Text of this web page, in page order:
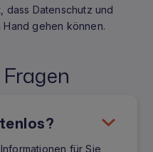
dass Datenschutz und
Hand gehen können.
für Sie